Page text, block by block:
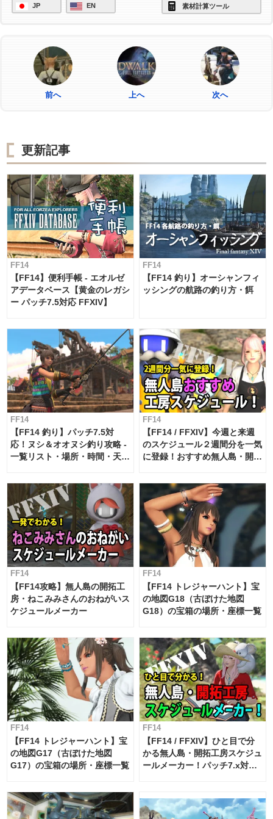
JP EN 素材計算ツール
前へ 上へ 次へ
更新記事
FF14
【FF14】便利手帳 - エオルゼ
アデータベース【黄金のレガシ
ー パッチ7.5対応 FFXIV】
FF14
【FF14 釣り】オーシャンフィ
ッシングの航路の釣り方・餌
FF14
【FF14 釣り】パッチ7.5対
応！ヌシ＆オオヌシ釣り攻略 -
一覧リスト・場所・時間・天
FF14
【FF14 / FFXIV】今週と来週
のスケジュール２週間分を一気
に登録！おすすめ無人島・開拓
FF14
【FF14攻略】無人島の開拓工
房・ねこみみさんのおねがいス
ケジュールメーカー
FF14
【FF14 トレジャーハント】宝
の地図G18（古ぼけた地図
G18）の宝箱の場所・座標一覧
FF14
【FF14 トレジャーハント】宝
の地図G17（古ぼけた地図
G17）の宝箱の場所・座標一覧
FF14
【FF14 / FFXIV】ひと目で分
かる無人島・開拓工房スケジュ
ールメーカー！パッチ7.x対応